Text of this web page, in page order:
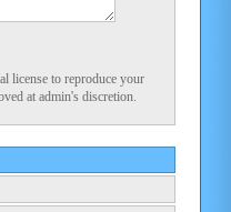
license to reproduce your
at admin's discretion.